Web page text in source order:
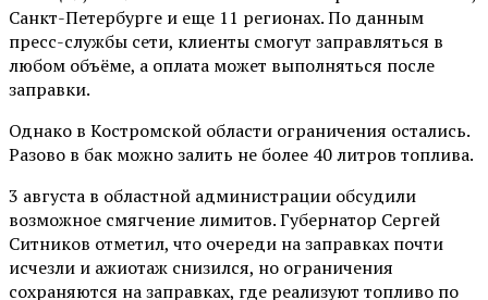
Санкт-Петербурге и еще 11 регионах. По данным
пресс-службы сети, клиенты смогут заправляться в
любом объёме, а оплата может выполняться после
заправки.
Однако в Костромской области ограничения остались.
Разово в бак можно залить не более 40 литров топлива.
3 августа в областной администрации обсудили
возможное смягчение лимитов. Губернатор Сергей
Ситников отметил, что очереди на заправках почти
исчезли и ажиотаж снизился, но ограничения
сохраняются на заправках, где реализуют топливо по